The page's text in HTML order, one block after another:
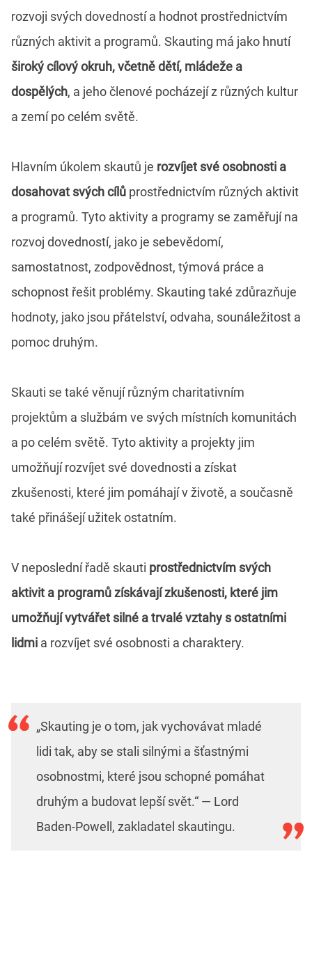
rozvoji svých dovedností a hodnot prostřednictvím
různých aktivit a programů. Skauting má jako hnutí
široký cílový okruh, včetně dětí, mládeže a
dospělých, a jeho členové pocházejí z různých kultur
a zemí po celém světě.
Hlavním úkolem skautů je rozvíjet své osobnosti a
dosahovat svých cílů prostřednictvím různých aktivit
a programů. Tyto aktivity a programy se zaměřují na
rozvoj dovedností, jako je sebevědomí,
samostatnost, zodpovědnost, týmová práce a
schopnost řešit problémy. Skauting také zdůrazňuje
hodnoty, jako jsou přátelství, odvaha, sounáležitost a
pomoc druhým.
Skauti se také věnují různým charitativním
projektům a službám ve svých místních komunitách
a po celém světě. Tyto aktivity a projekty jim
umožňují rozvíjet své dovednosti a získat
zkušenosti, které jim pomáhají v životě, a současně
také přinášejí užitek ostatním.
V neposlední řadě skauti prostřednictvím svých
aktivit a programů získávají zkušenosti, které jim
umožňují vytvářet silné a trvalé vztahy s ostatními
lidmi a rozvíjet své osobnosti a charaktery.
„Skauting je o tom, jak vychovávat mladé
lidi tak, aby se stali silnými a šťastnými
osobnostmi, které jsou schopné pomáhat
druhým a budovat lepší svět.“ — Lord
Baden-Powell, zakladatel skautingu.